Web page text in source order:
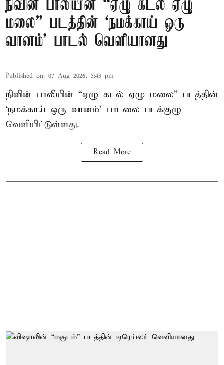
நிவின் பாலியின் “ஏழு கடல் ஏழு
மலை” படத்தின் ‘நமக்காய் ஒரு
வானம்’ பாடல் வெளியானது
Published on: 07 Aug 2026, 5:43 pm
நிவின் பாலியின் “ஏழு கடல் ஏழு மலை” படத்தின்
‘நமக்காய் ஒரு வானம்’ பாடலை படக்குழு
வெளியிட்டுள்ளது.
Read More